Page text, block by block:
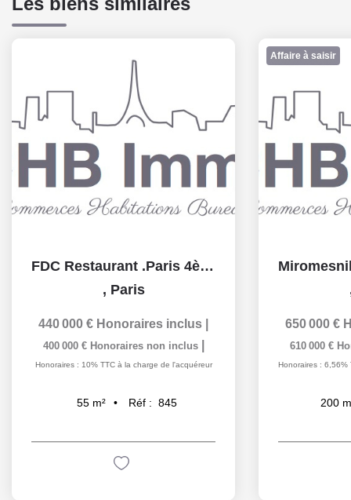
FDC Restaurant .Paris 4è. Ile St Louis. 55 m2 avec terrasse.
, Paris
440 000 € Honoraires inclus
400 000 € Honoraires non inclus
Honoraires : 10% TTC à la charge de l'acquéreur
55 m² Réf : 845
Affaire à saisir
650 000 €
610 000 €
Honoraires : 6,56%
200